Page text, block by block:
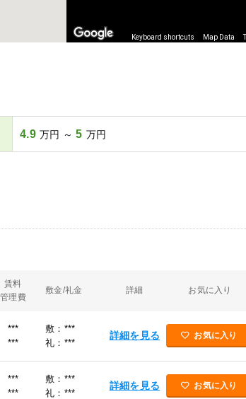
Keyboard shortcuts Map Data
4.9 万円 ～5 万円
賃料
管理費
敷金/礼金 詳細 お気に入り
***
***
敷：***
礼：***
詳細を見る お気に入り
***
***
敷：***
礼：***
詳細を見る お気に入り